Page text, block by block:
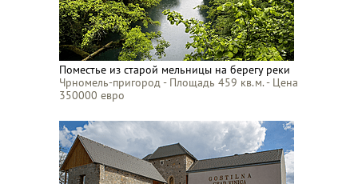
Поместье из старой мельницы на берегу реки
Чрномель-пригород - Площадь 459 кв.м. - Цена
350000 евро